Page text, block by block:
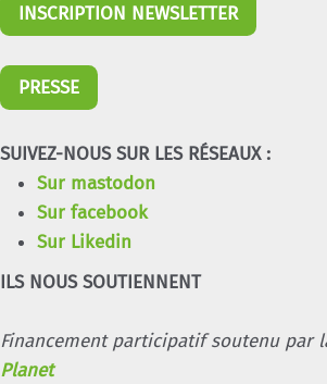
INSCRIPTION NEWSLETTER
PRESSE
SUIVEZ-NOUS SUR LES RÉSEAUX :
Sur mastodon
Sur facebook
Sur Likedin
ILS NOUS SOUTIENNENT
Financement participatif soutenu par
Planet